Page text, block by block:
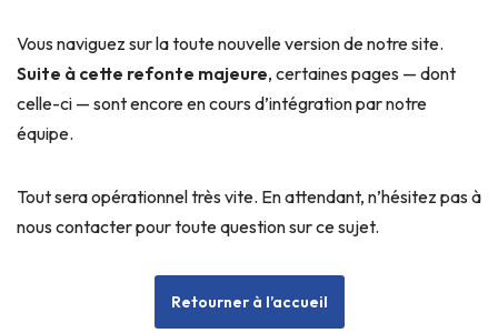
Vous naviguez sur la toute nouvelle version de notre site.
Suite à cette refonte majeure, certaines pages — dont
celle-ci — sont encore en cours d’intégration par notre
équipe.
Tout sera opérationnel très vite. En attendant, n’hésitez pas à
nous contacter pour toute question sur ce sujet.
Retourner à l’accueil